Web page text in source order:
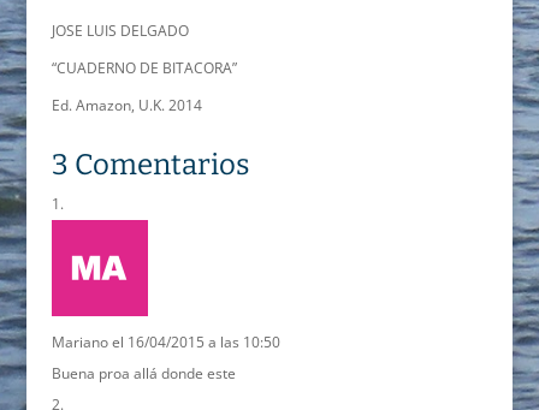
JOSE LUIS DELGADO
“CUADERNO DE BITACORA”
Ed. Amazon, U.K. 2014
3 Comentarios
Mariano el 16/04/2015 a las 10:50
Buena proa allá donde este